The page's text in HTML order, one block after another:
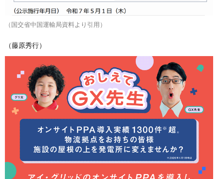
（国交省中国運輸局資料より引用）
（藤原秀行）